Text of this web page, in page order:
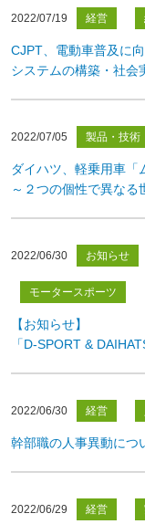
2022/07/19 経営
CJPT、電動車普及に
システムの構築・社会
2022/07/05 製品・技術
ダイハツ、軽乗用車「
～２つの個性で異なる
2022/06/30 お知らせ
モータースポーツ
【お知らせ】
「D-SPORT &
2022/06/30 経営
幹部職の人事異動につ
2022/06/29 経営